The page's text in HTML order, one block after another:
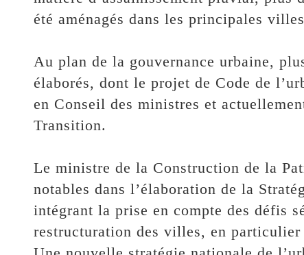
été aménagés dans les principales
‎Au plan de la gouvernance urbaine,
élaborés, dont le projet de Code de
en Conseil des ministres et
Transition.
‎Le ministre de la Construction de la
notables dans l’élaboration de la
intégrant la prise en compte des défis
restructuration des villes, en